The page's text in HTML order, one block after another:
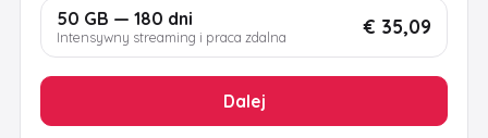
50 GB — 180 dni
Intensywny streaming i praca zdalna € 35,09
Dalej